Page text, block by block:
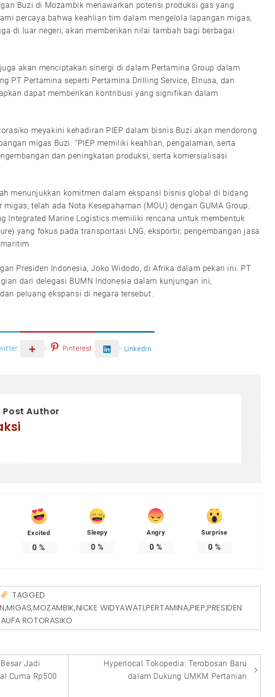
Buzi di Mozambik menawarkan potensi produksi gas yang
percaya bahwa keahlian tim dalam mengelola lapangan migas,
di luar negeri, akan memberikan nilai tambah bagi berbagai
akan menciptakan sinergi di dalam Pertamina Group dalam
PT Pertamina seperti Pertamina Drilling Service, Elnusa, dan
dapat memberikan kontribusi yang signifikan dalam
meyakini kehadiran PIEP dalam bisnis Buzi akan mendorong
migas Buzi. “PIEP memiliki keahlian, pengalaman, serta
dan peningkatan produksi, serta komersialisasi
menunjukkan komitmen dalam ekspansi bisnis global di bidang
telah ada Nota Kesepahaman (MOU) dengan GUMA Group.
Integrated Marine Logistics memiliki rencana untuk membentuk
yang fokus pada transportasi LNG, eksportir, pengembangan jasa
Presiden Indonesia, Joko Widodo, di Afrika dalam pekan ini. PT
dari delegasi BUMN Indonesia dalam kunjungan ini,
peluang ekspansi di negara tersebut.
Pinterest LinkedIn
Post Author
Excited
0 %
Sleepy
0 %
Angry
0 %
Surprise
0 %
TAGGED
,MIGAS,MOZAMBIK,NICKE WIDYAWATI,PERTAMINA,PIEP,PRESIDEN
ROTORASIKO
Jadi
Cuma Rp500
Hyperlocal Tokopedia: Terobosan Baru
dalam Dukung UMKM Pertanian